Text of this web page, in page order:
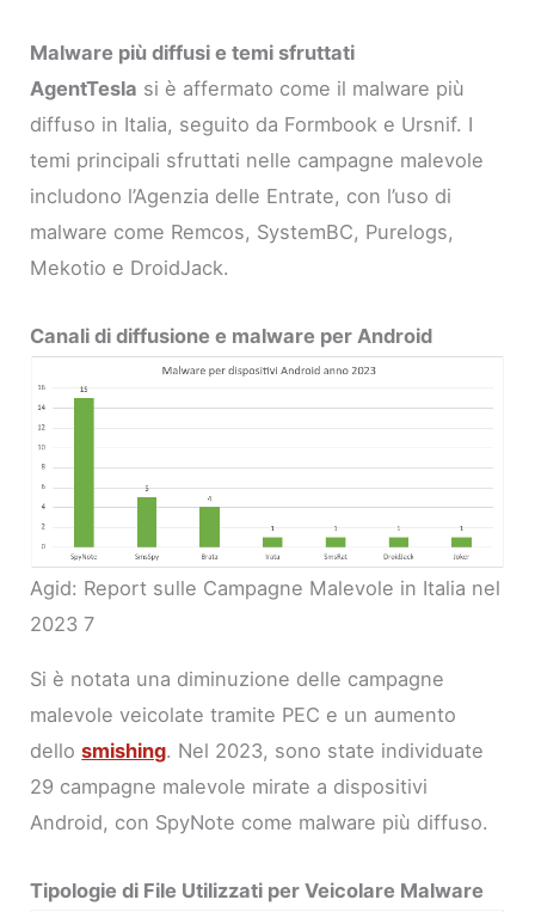
Malware più diffusi e temi sfruttati
AgentTesla si è affermato come il malware più
diffuso in Italia, seguito da Formbook e Ursnif. I
temi principali sfruttati nelle campagne malevole
includono l’Agenzia delle Entrate, con l’uso di
malware come Remcos, SystemBC, Purelogs,
Mekotio e DroidJack.
Canali di diffusione e malware per Android
Agid: Report sulle Campagne Malevole in Italia nel
2023 7
Si è notata una diminuzione delle campagne
malevole veicolate tramite PEC e un aumento
dellosmishing. Nel 2023, sono state individuate
29 campagne malevole mirate a dispositivi
Android, con SpyNote come malware più diffuso.
Tipologie di File Utilizzati per Veicolare Malware